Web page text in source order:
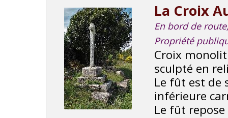
La Croix
En bord de
Propriété
Croix
sculpté en
Le fût est de
inférieure
Le fût